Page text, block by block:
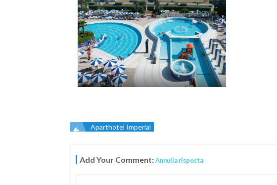
Navigazione
articoli
Aparthotel Imperial
Add Your Comment:Annulla risposta